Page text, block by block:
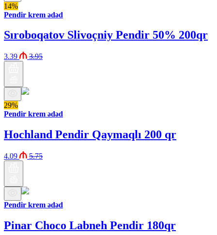
14%
Pendir krem ədəd
Sıroboqatov Slivoçniy Pendir 50% 200qr
3.39 3.95
29%
Pendir krem ədəd
Hochland Pendir Qaymaqlı 200 qr
4.09 5.75
Pendir krem ədəd
Pinar Choco Labneh Pendir 180qr